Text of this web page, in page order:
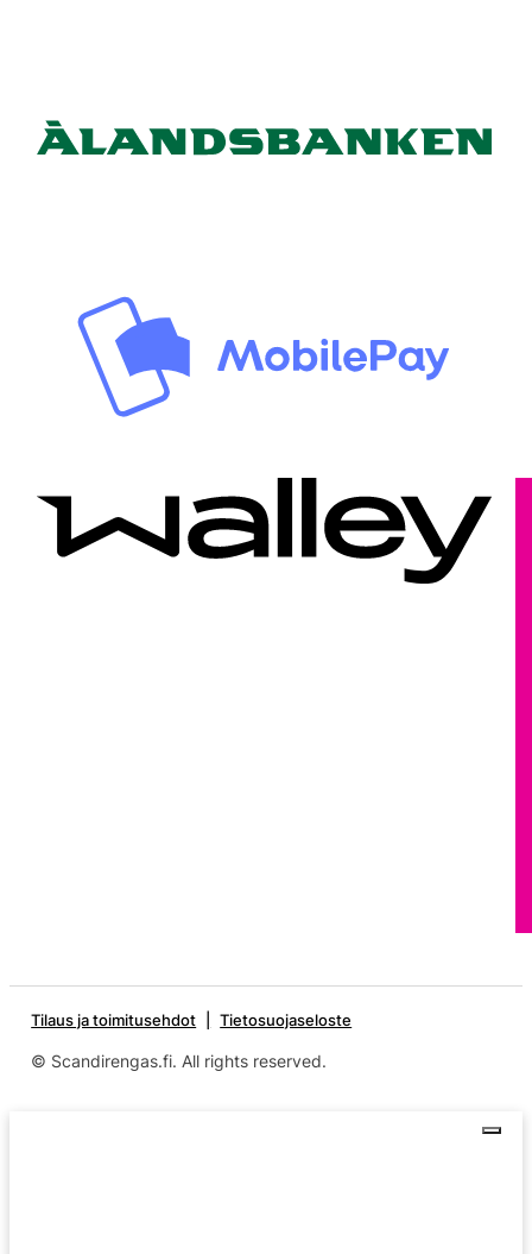
Tilaus ja toimitusehdot Tietosuojaseloste
© Scandirengas.fi. All rights reserved.